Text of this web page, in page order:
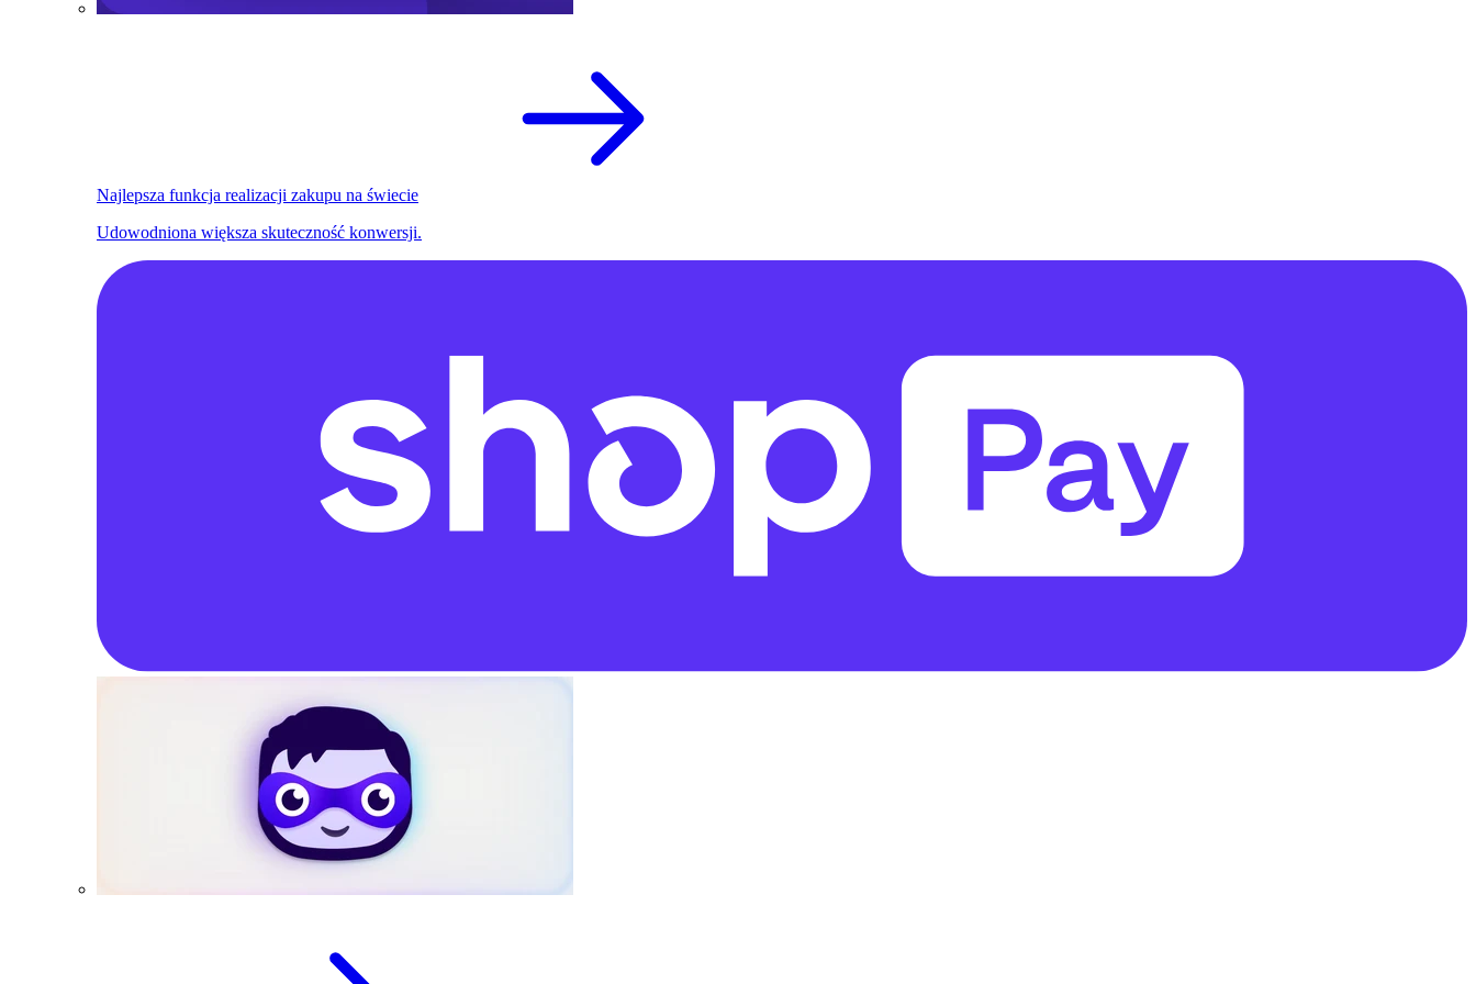
Najlepsza funkcja realizacji zakupu na świecie
Udowodniona większa skuteczność konwersji.